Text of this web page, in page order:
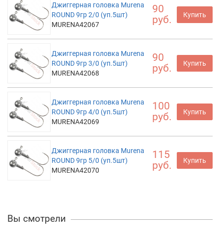
Джиггерная головка Murena
ROUND 9гр 2/0 (уп.5шт)
MURENA42067
90
руб.
Купить
Джиггерная головка Murena
ROUND 9гр 3/0 (уп.5шт)
MURENA42068
90
руб.
Купить
Джиггерная головка Murena
ROUND 9гр 4/0 (уп.5шт)
MURENA42069
100
руб.
Купить
Джиггерная головка Murena
ROUND 9гр 5/0 (уп.5шт)
MURENA42070
115
руб.
Купить
Вы смотрели